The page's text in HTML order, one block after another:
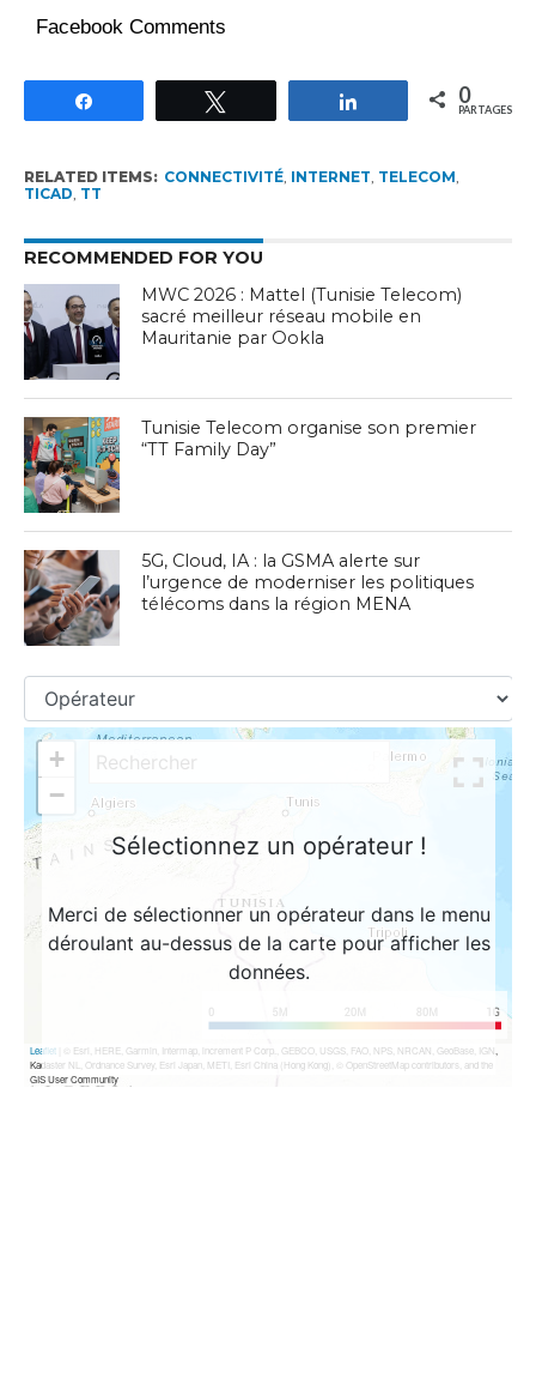
Facebook Comments
Partagez 0
PARTAGES
RELATED ITEMS: CONNECTIVITÉ, INTERNET, TELECOM,
TICAD, TT
RECOMMENDED FOR YOU
MWC 2026 : Mattel (Tunisie Telecom)
sacré meilleur réseau mobile en
Mauritanie par Ookla
Tunisie Telecom organise son premier
“TT Family Day”
5G, Cloud, IA : la GSMA alerte sur
l’urgence de moderniser les politiques
télécoms dans la région MENA